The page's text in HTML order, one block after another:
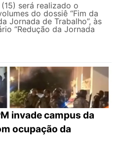
será realizado o
do dossiê “Fim da
Jornada de Trabalho”, às
“Redução da Jornada
invade campus da
ocupação da